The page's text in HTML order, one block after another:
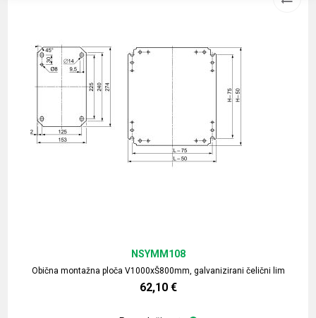
Obična montažna ploča V1000xŠ800mm, galvanizirani čelični lim
NSYMM108
62,10 €